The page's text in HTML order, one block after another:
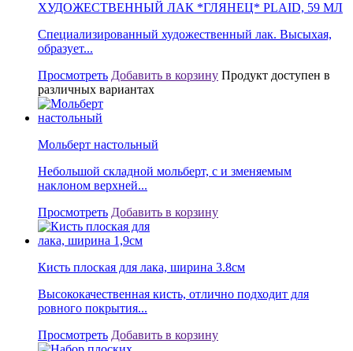
ХУДОЖЕСТВЕННЫЙ ЛАК *ГЛЯНЕЦ* PLAID, 59 МЛ
Специализированный художественный лак. Высыхая,
образует...
Просмотреть Добавить в корзину Продукт доступен в
различных вариантах
Мольберт настольный
Небольшой складной мольберт, с и зменяемым
наклоном верхней...
Просмотреть Добавить в корзину
Кисть плоская для лака, ширина 3.8см
Высококачественная кисть, отлично подходит для
ровного покрытия...
Просмотреть Добавить в корзину